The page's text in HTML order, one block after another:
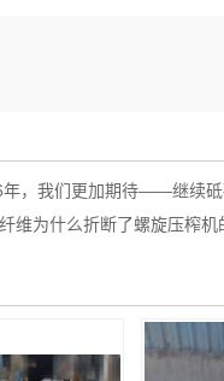
年，我们更加期待——继续砥
维为什么折断了螺旋压榨机